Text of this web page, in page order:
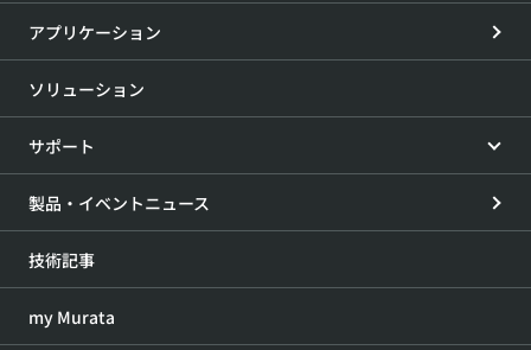
アプリケーション
ソリューション
サポート
製品・イベントニュース
技術記事
my Murata